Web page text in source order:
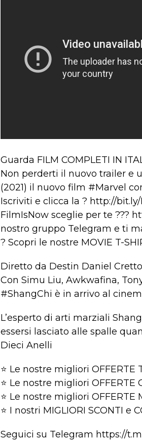
Guarda FILM COMPLETI IN
Non perderti il nuovo trailer e
(2021) il nuovo film #Marvel
Iscriviti e clicca la ? http://
FilmIsNow sceglie per te ???
nostro gruppo Telegram e ti
? Scopri le nostre MOVIE T-
Diretto da Destin Daniel
Con Simu Liu, Awkwafina,
#ShangChi è in arrivo al
L’esperto di arti marziali
essersi lasciato alle spalle
Dieci Anelli
⭐ Le nostre migliori
⭐ Le nostre migliori
⭐ Le nostre migliori
⭐ I nostri MIGLIORI SCONTI e
Seguici su Telegram https://